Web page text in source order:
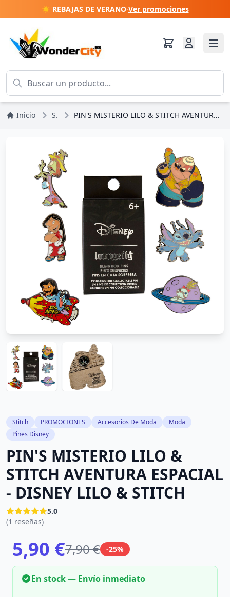
☀️ REBAJAS DE VERANO·Ver promociones
Inicio Stitch PIN'S MISTERIO LILO & STITCH AVENTURA ESPACIAL - DISNEY LILO & STITCH
Stitch PROMOCIONES Accesorios De Moda
Moda
Pines Disney
PIN'S MISTERIO LILO &
STITCH AVENTURA ESPACIAL
- DISNEY LILO & STITCH
5.0
(1 reseñas)
5,90 €7,90 € -25%
En stock — Envío inmediato